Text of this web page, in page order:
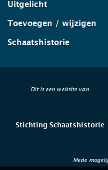
Uitgelicht
Toevoegen / wijzigen
Schaatshistorie
Dit is een website van
Stichting Schaatshistorie
Mede